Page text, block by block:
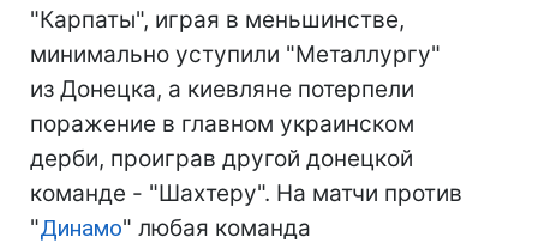
"Карпаты", играя в меньшинстве,
минимально уступили "Металлургу"
из Донецка, а киевляне потерпели
поражение в главном украинском
дерби, проиграв другой донецкой
команде - "Шахтеру". На матчи против
"Динамо" любая команда